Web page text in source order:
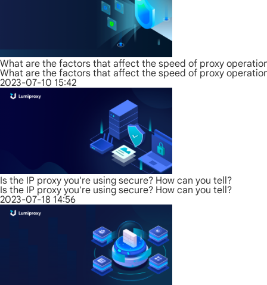
What are the factors that affect the speed of proxy
What are the factors that affect the speed of proxy
2023-07-10 15:42
Is the IP proxy you're using secure? How can you tell?
Is the IP proxy you're using secure? How can you tell?
2023-07-18 14:56